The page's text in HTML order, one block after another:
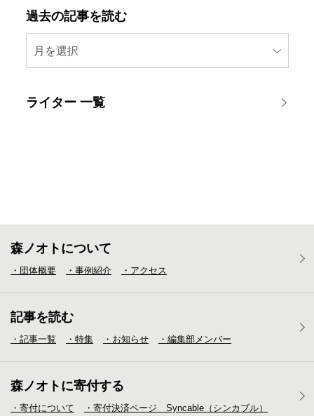
過去の記事を読む
月を選択
ライター 一覧
森ノオトについて
・団体概要 ・事例紹介 ・アクセス
記事を読む
・記事一覧 ・特集 ・お知らせ ・編集部メンバー
森ノオトに寄付する
・寄付について ・寄付決済ページ Syncable（シンカブル）